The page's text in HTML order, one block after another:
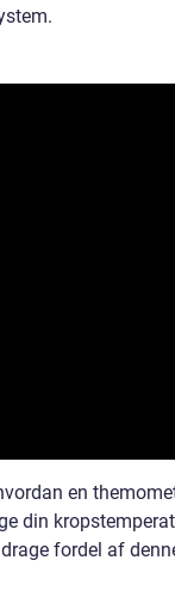
en
din
fordel af